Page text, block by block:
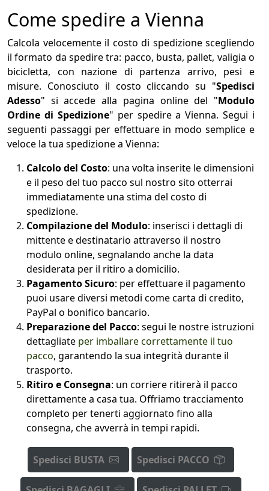
Come spedire a Vienna
Calcola velocemente il costo di spedizione scegliendo
il formato da spedire tra: pacco, busta, pallet, valigia o
bicicletta, con nazione di partenza arrivo, pesi e
misure. Conosciuto il costo cliccando su "Spedisci
Adesso" si accede alla pagina online del "Modulo
Ordine di Spedizione" per spedire a Vienna. Segui i
seguenti passaggi per effettuare in modo semplice e
veloce la tua spedizione a Vienna:
Calcolo del Costo: una volta inserite le dimensioni
e il peso del tuo pacco sul nostro sito otterrai
immediatamente una stima del costo di
spedizione.
Compilazione del Modulo: inserisci i dettagli di
mittente e destinatario attraverso il nostro
modulo online, segnalando anche la data
desiderata per il ritiro a domicilio.
Pagamento Sicuro: per effettuare il pagamento
puoi usare diversi metodi come carta di credito,
PayPal o bonifico bancario.
Preparazione del Pacco: segui le nostre istruzioni
dettagliate per imballare correttamente il tuo
pacco, garantendo la sua integrità durante il
trasporto.
Ritiro e Consegna: un corriere ritirerà il pacco
direttamente a casa tua. Offriamo tracciamento
completo per tenerti aggiornato fino alla
consegna, che avverrà in tempi rapidi.
Spedisci BUSTA Spedisci PACCO